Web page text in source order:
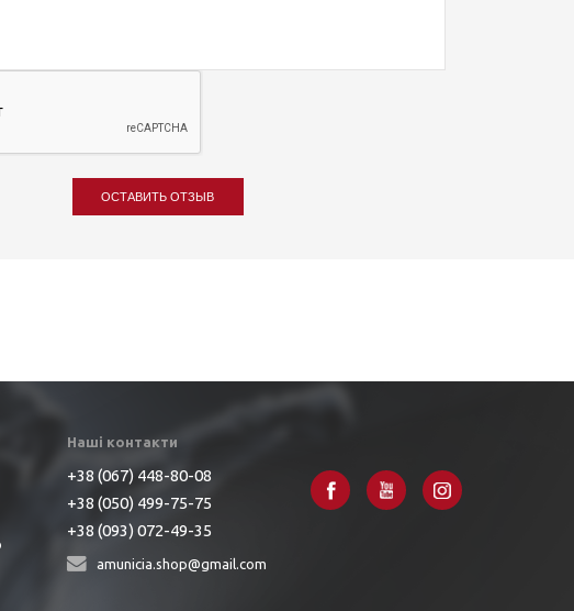
ОСТАВИТЬ ОТЗЫВ
Наші контакти
+38 (067) 448-80-08
+38 (050) 499-75-75
+38 (093) 072-49-35
amunicia.shop@gmail.com